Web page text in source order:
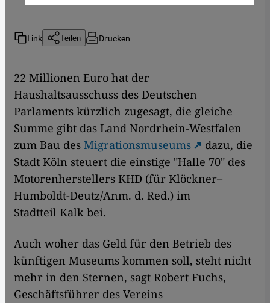
Link Teilen Drucken
22 Millionen Euro hat der
Haushaltsausschuss des Deutschen
Parlaments kürzlich zugesagt, die gleiche
Summe gibt das Land Nordrhein-Westfalen
zum Bau des Migrationsmuseums
dazu, die
Stadt Köln steuert die einstige "Halle 70" des
Motorenherstellers KHD (für Klöckner–
Humboldt-Deutz/Anm. d. Red.) im
Stadtteil Kalk bei.
Auch woher das Geld für den Betrieb des
künftigen Museums kommen soll, steht nicht
mehr in den Sternen, sagt Robert Fuchs,
Geschäftsführer des Vereins